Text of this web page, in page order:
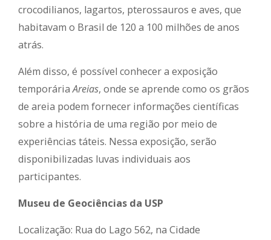
crocodilianos, lagartos, pterossauros e aves, que
habitavam o Brasil de 120 a 100 milhões de anos
atrás.
Além disso, é possível conhecer a exposição
temporáriaAreias, onde se aprende como os grãos
de areia podem fornecer informações científicas
sobre a história de uma região por meio de
experiências táteis. Nessa exposição, serão
disponibilizadas luvas individuais aos
participantes.
Museu de Geociências da USP
Localização: Rua do Lago 562, na Cidade